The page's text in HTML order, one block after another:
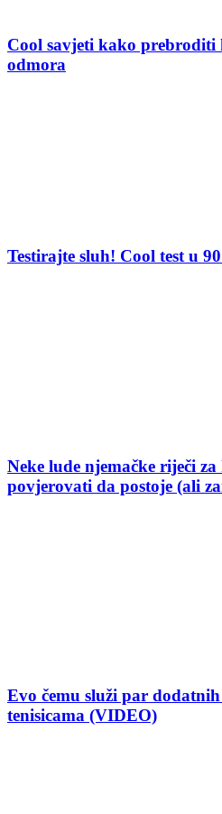
Cool savjeti kako prebroditi
odmora
Testirajte sluh! Cool test u
Neke lude njemačke riječi za
povjerovati da postoje (ali
Evo čemu služi par
tenisicama (VIDEO)